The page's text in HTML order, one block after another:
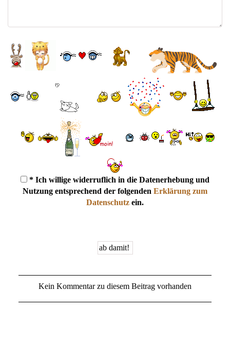
* Ich willige widerruflich in die Datenerhebung und
Nutzung entsprechend der folgenden Erklärung zum
Datenschutz ein.
Kein Kommentar zu diesem Beitrag vorhanden